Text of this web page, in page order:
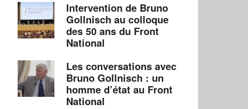
Intervention de Bruno
Gollnisch au colloque
des 50 ans du Front
National
Les conversations avec
Bruno Gollnisch : un
homme d’état au Front
National